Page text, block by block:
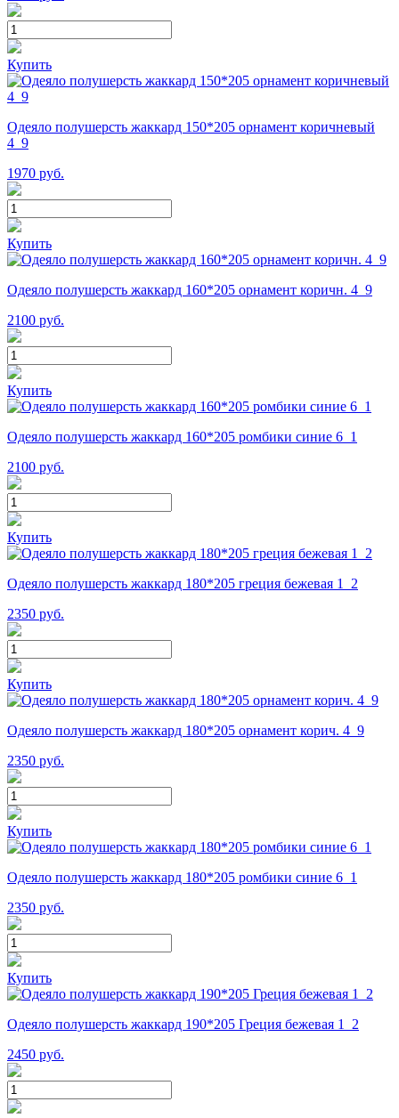
Купить
Одеяло полушерсть жаккард 150*205 орнамент коричневый
4_9
1970 руб.
Купить
Одеяло полушерсть жаккард 160*205 орнамент коричн. 4_9
2100 руб.
Купить
Одеяло полушерсть жаккард 160*205 ромбики синие 6_1
2100 руб.
Купить
Одеяло полушерсть жаккард 180*205 греция бежевая 1_2
2350 руб.
Купить
Одеяло полушерсть жаккард 180*205 орнамент корич. 4_9
2350 руб.
Купить
Одеяло полушерсть жаккард 180*205 ромбики синие 6_1
2350 руб.
Купить
Одеяло полушерсть жаккард 190*205 Греция бежевая 1_2
2450 руб.